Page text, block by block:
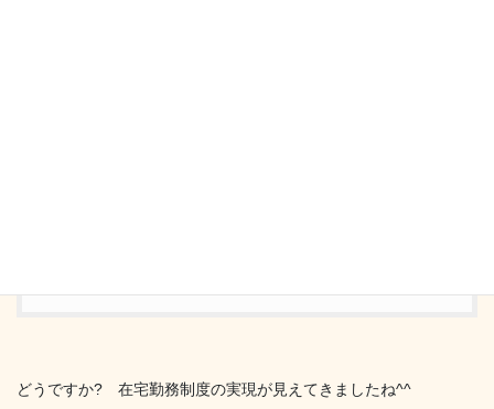
どうですか? 在宅勤務制度の実現が見えてきましたね^^